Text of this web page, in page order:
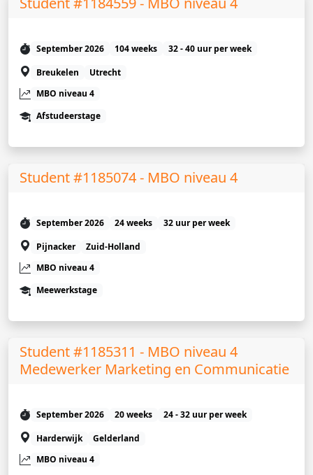
September 2026 104 weeks
32 - 40 uur per week
Breukelen
Utrecht
MBO niveau 4
Afstudeerstage
Student #1185074 - MBO niveau 4
September 2026 24 weeks
32 uur per week
Pijnacker
Zuid-Holland
MBO niveau 4
Meewerkstage
Student #1185311 - MBO niveau 4
Medewerker Marketing en Communicatie
September 2026 20 weeks
24 - 32 uur per week
Harderwijk
Gelderland
MBO niveau 4